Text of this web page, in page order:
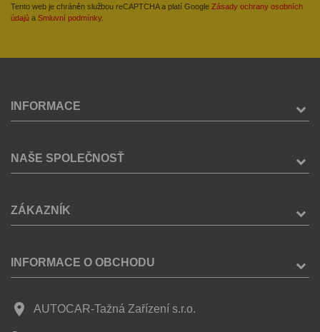
Tento web je chráněn službou reCAPTCHA a platí Google Zásady ochrany osobních
údajů a Smluvní podmínky.
INFORMACE
NAŠE SPOLEČNOSŤ
ZÁKAZNÍK
INFORMACE O OBCHODU
place AUTOCAR-Tažná Zařízení s.r.o.